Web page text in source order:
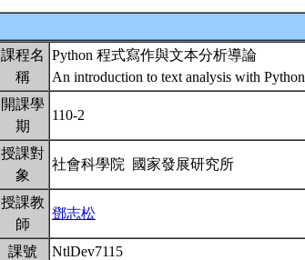
課程名
稱
Python 程式寫作與文本分析導論
An introduction to text analysis with Python
開課學
期
110-2
授課對
象
社會科學院 國家發展研究所
授課教
師
鄧志松
課號
NtlDev7115